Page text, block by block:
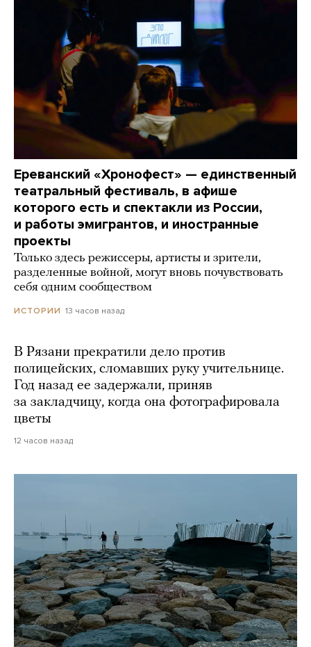
Ереванский «Хронофест» — единственный
театральный фестиваль, в афише
которого есть и спектакли из России,
и работы эмигрантов, и иностранные
проекты
Только здесь режиссеры, артисты и зрители,
разделенные войной, могут вновь почувствовать
себя одним сообществом
ИСТОРИИ 13 часов назад
В Рязани прекратили дело против
полицейских, сломавших руку учительнице.
Год назад ее задержали, приняв
за закладчицу, когда она фотографировала
цветы
12 часов назад